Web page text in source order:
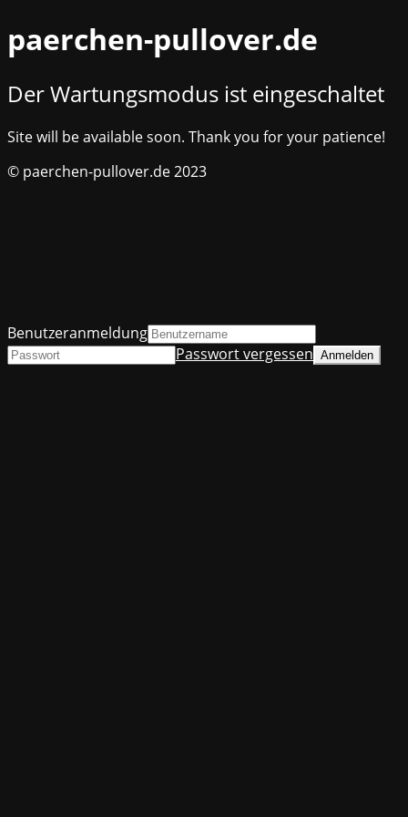
paerchen-pullover.de
Der Wartungsmodus ist eingeschaltet
Site will be available soon. Thank you for your patience!
© paerchen-pullover.de 2023
Benutzeranmeldung
Passwort vergessen